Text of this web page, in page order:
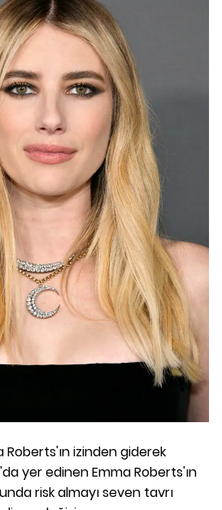
Roberts'ın izinden giderek
yer edinen Emma Roberts'ın
risk almayı seven tavrı